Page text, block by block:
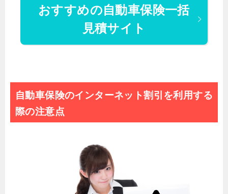
おすすめの自動車保険一括
見積サイト
自動車保険のインターネット割引を利用する
際の注意点